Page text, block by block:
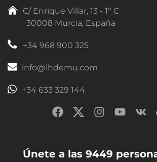
C/ Enrique Villar, 13 - 1º C
30008 Murcia, España
+34 968 900 325
info@ihdemu.com
+34 633 329 144
Únete a las 9449